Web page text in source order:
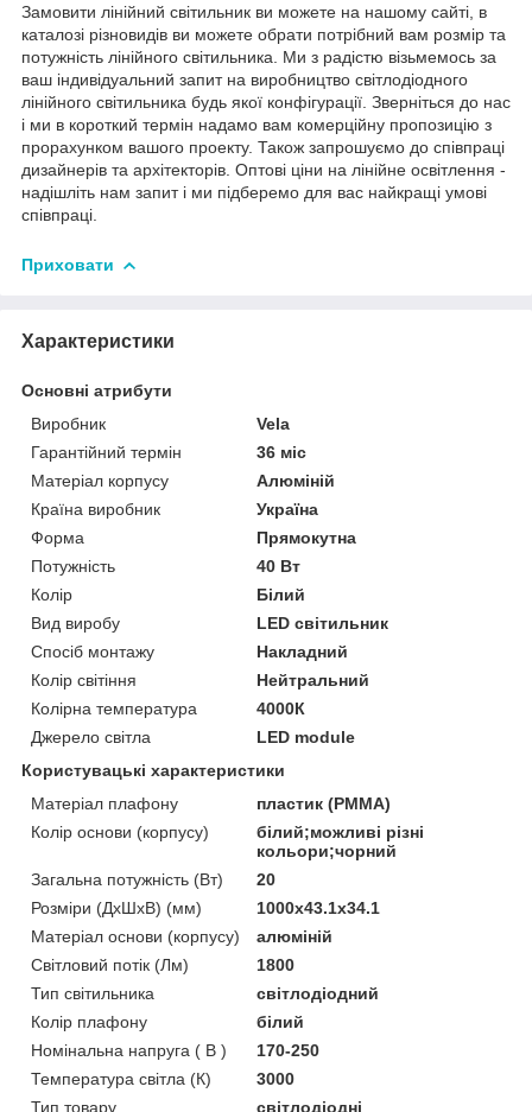
Замовити лінійний світильник ви можете на нашому сайті, в
каталозі різновидів ви можете обрати потрібний вам розмір та
потужність лінійного світильника. Ми з радістю візьмемось за
ваш індивідуальний запит на виробництво світлодіодного
лінійного світильника будь якої конфігурації. Зверніться до нас
і ми в короткий термін надамо вам комерційну пропозицію з
прорахунком вашого проекту. Також запрошуємо до співпраці
дизайнерів та архітекторів. Оптові ціни на лінійне освітлення -
надішліть нам запит і ми підберемо для вас найкращі умові
співпраці.
Приховати
Характеристики
Основні атрибути
Виробник
Vela
Гарантійний термін
36 міс
Матеріал корпусу
Алюміній
Країна виробник
Україна
Форма
Прямокутна
Потужність
40 Вт
Колір
Білий
Вид виробу
LED світильник
Спосіб монтажу
Накладний
Колір світіння
Нейтральний
Колірна температура
4000К
Джерело світла
LED module
Користувацькi характеристики
Матеріал плафону
пластик (PMMA)
Колір основи (корпусу)
білий;можливі різні
кольори;чорний
Загальна потужність (Вт)
20
Розміри (ДхШхВ) (мм)
1000x43.1x34.1
Матеріал основи (корпусу)
алюміній
Світловий потік (Лм)
1800
Тип світильника
світлодіодний
Колір плафону
білий
Номінальна напруга ( В )
170-250
Температура світла (К)
3000
Тип товару
світлодіодні